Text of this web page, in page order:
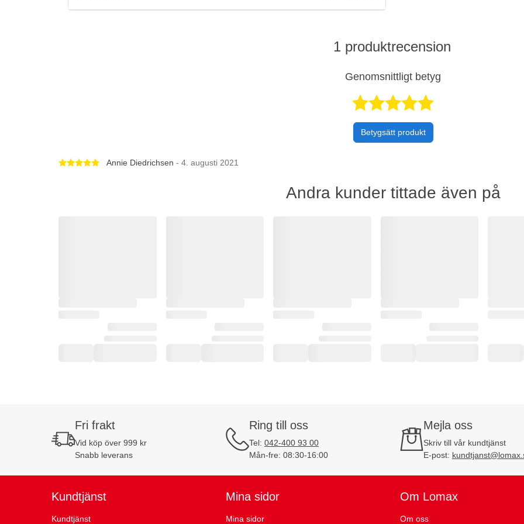
1 produktrecension
Genomsnittligt betyg
Betygsatt 5
Betygsätt produkt
Betygsatt 5 av 5 stjärnor
Annie Diedrichsen - 4. augusti 2021
Andra kunder tittade även på
Fri frakt
Vid köp över 999 kr
Snabb leverans
Ring till oss
Tel: 042-400 93 00
Mån-fre: 08:30-16:00
Mejla oss
Skriv till vår kundtjänst
E-post:
Kundtjänst
Kundtjänst
Mina sidor
Mina sidor
Om Lomax
Om oss